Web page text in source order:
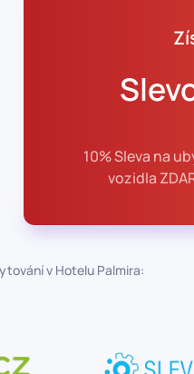
10% Sleva na
vozidla
v Hotelu Palmira: